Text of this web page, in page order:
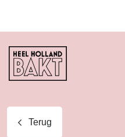
Heel
Holland
Bakt
Terug